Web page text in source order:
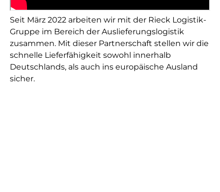
Seit März 2022 arbeiten wir mit der Rieck Logistik-
Gruppe im Bereich der Auslieferungslogistik
zusammen. Mit dieser Partnerschaft stellen wir die
schnelle Lieferfähigkeit sowohl innerhalb
Deutschlands, als auch ins europäische Ausland
sicher.